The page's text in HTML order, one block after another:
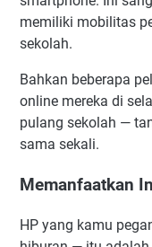
memiliki mobilitas
sekolah.
Bahkan beberapa
online mereka di
pulang sekolah —
sama sekali.
Memanfaatkan
HP yang kamu